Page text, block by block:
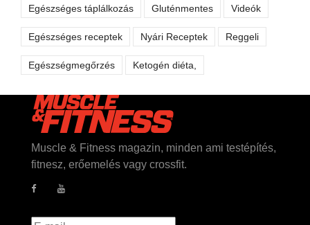
Egészséges táplálkozás Gluténmentes Videók
Egészséges receptek Nyári Receptek Reggeli
Egészségmegőrzés Ketogén diéta,
Muscle & Fitness magazin, minden ami testépítés,
fitnesz, erőemelés vagy crossfit.